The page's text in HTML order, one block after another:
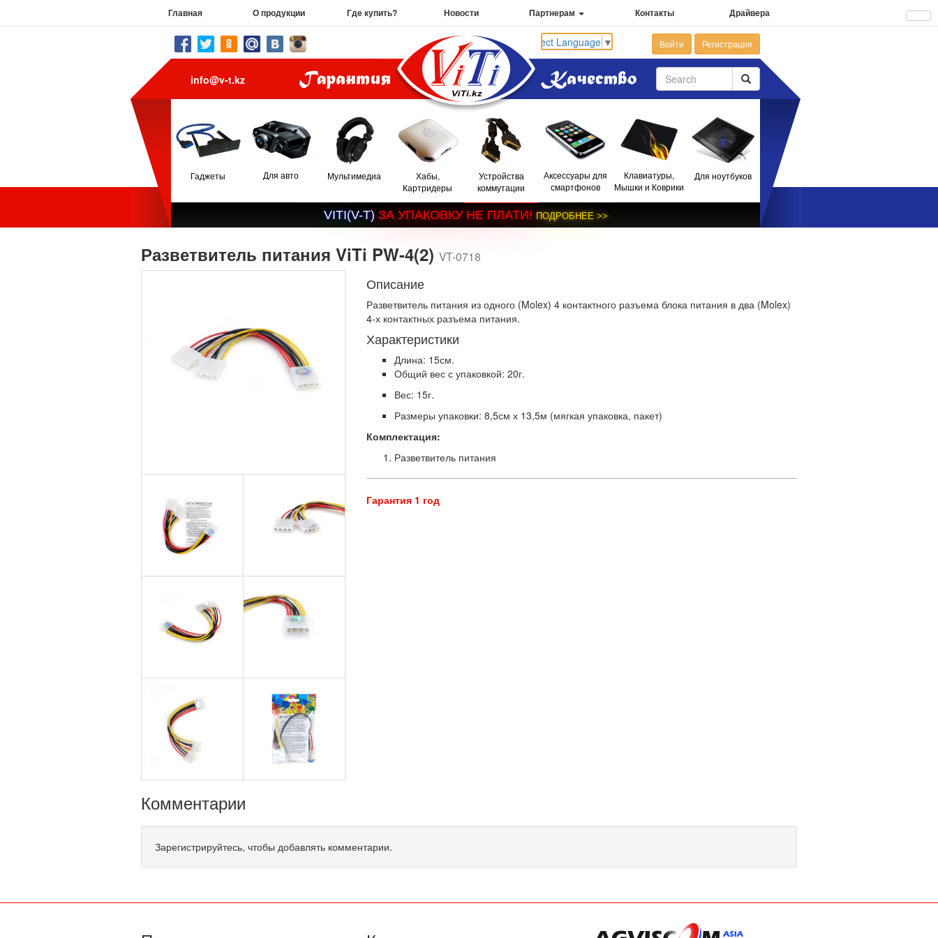
Главная О продукции Где купить? Новости Партнерам Контакты Драйвера
info@v-t.kz
Select Language ▼ Войти Регистрация
Гаджеты Для авто Мультимедиа
Хабы,
Картридеры
Устройства
коммутации
Аксессуары для
смартфонов
Клавиатуры,
Мышки и Коврики
Для ноутбуков
VITI(V-T) ЗА УПАКОВКУ НЕ ПЛАТИ! ПОДРОБ Н Е Е >>
Разветвитель питания ViTi PW-4(2) VT-0718
Описание
Разветвитель питания из одного (Molex) 4 контактного разъема блока питания в два (Molex)
4-х контактных разъема питания.
Характеристики
Длина: 15см.
Общий вес с упаковкой: 20г.
Вес: 15г.
Размеры упаковки: 8,5см х 13,5м (мягкая упаковка, пакет)
Комплектация:
Разветвитель питания
Гарантия 1 год
Комментарии
Зарегистрируйтесь, чтобы добавлять комментарии.